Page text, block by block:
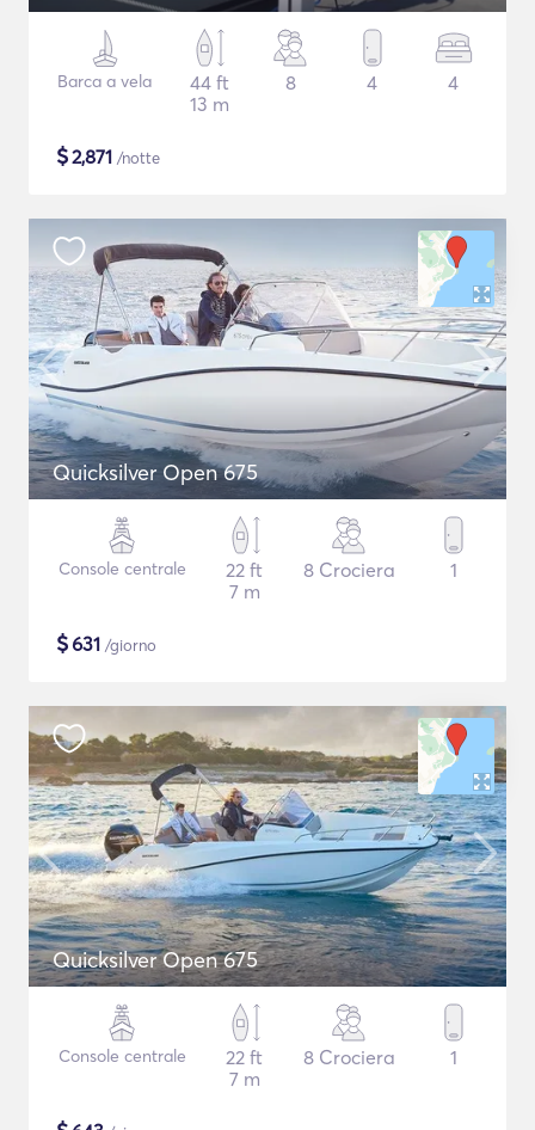
Barca a vela
44 ft
13 m
8 4 4
$2,871 /notte
Quicksilver Open 675
Console centrale
22 ft
7 m
8 Crociera 1
$631 /giorno
Quicksilver Open 675
Console centrale
22 ft
7 m
8 Crociera 1